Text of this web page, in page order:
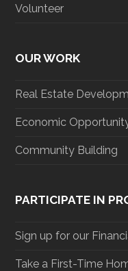
Volunteer
OUR WORK
Real Estate
Economic
Community Building
PARTICIPATE IN
Sign up for our
Take a First-Time